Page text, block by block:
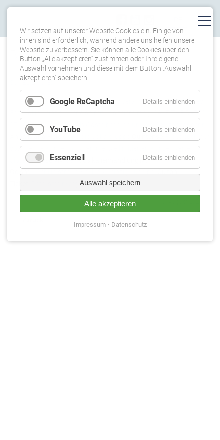
BLOG
SJAEL LA VIE!
Anlässlich unseres 16. Geburtstages veranstalten wir ein kleines
Festival in Leipzig. Wer also mit uns feiern mag: SAVE THE DATES -
27./28. August 2021. Als Gäste beehren uns die Obertonsängerin
Anna-Maria Hefele
spannende Konzertprogramme! Die limitierten Konzertkarten
gibt’s beiReservix, derMusikalienhandlung M.
(Peterssteinweg 9, 04107 Leipzig).
Wir setzen auf unserer Website Cookies ein. Einige von
ihnen sind erforderlich, während andere uns helfen unsere
Website zu verbessern. Sie können alle Cookies über den
Button „Alle akzeptieren“ zustimmen oder Ihre eigene
Auswahl vornehmen und diese mit dem Button „Auswahl
akzeptieren“ speichern.
Google ReCaptcha Details einblenden
YouTube Details einblenden
Essenziell Details einblenden
Auswahl speichern
Alle akzeptieren
Impressum Datenschutz